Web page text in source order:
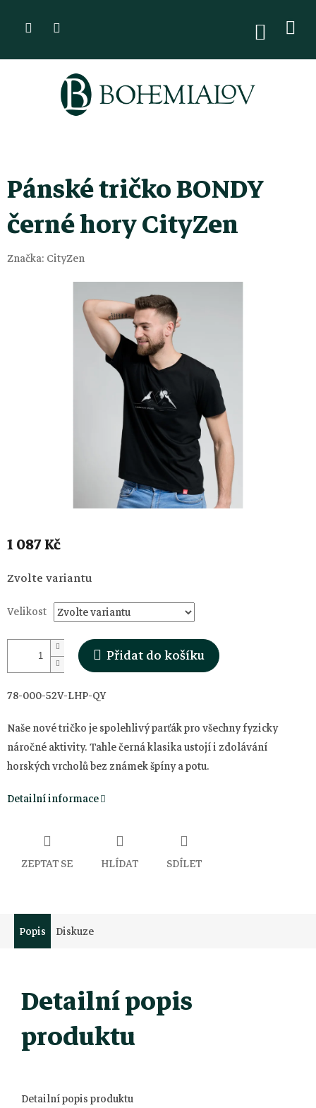
Pánské tričko BONDY
černé hory CityZen
Značka: CityZen
1 087 Kč
Měrná
cena:
Zvolte variantu
Velikost
Přidat do košíku
78-000-52V-LHP-QY
Naše nové tričko je spolehlivý parťák pro všechny fyzicky
náročné aktivity. Tahle černá klasika ustojí i zdolávání
horských vrcholů bez známek špíny a potu.
Detailní informace
ZEPTAT SE HLÍDAT SDÍLET
Popis Diskuze
Detailní popis
produktu
Detailní popis produktu